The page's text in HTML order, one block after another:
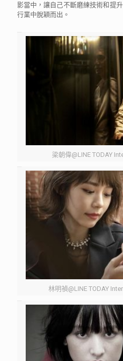
影當中，讓自己不斷磨練技術和提
行業中脫穎而出。
梁朝偉@LINE TODAY
林明禎@LINE TODAY